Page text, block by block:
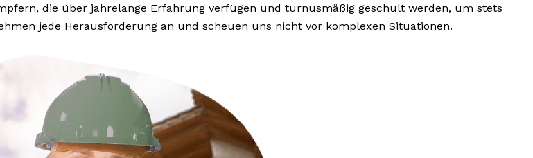
die über jahrelange Erfahrung verfügen und turnusmäßig geschult werden, um stets
jede Herausforderung an und scheuen uns nicht vor komplexen Situationen.